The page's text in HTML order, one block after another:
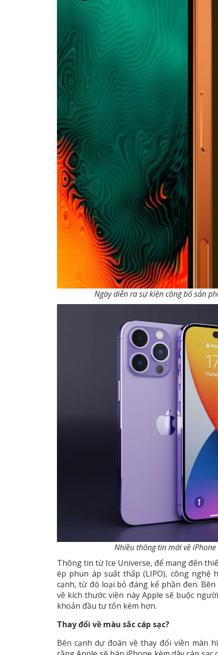
Ngày diễn ra sự kiện công bố sản
Nhiều thông tin mới về
Thông tin từ Ice Universe, để mang đến
ép phun áp suất thấp (LIPO), công nghệ
cạnh, từ đó loại bỏ đáng kể phần đen.
về kích thước viền này Apple sẽ buộc
khoản đầu tư tốn kém hơn.
Thay đổi về màu sắc cáp sạc?
Bên cạnh dự đoán về thay đổi viền màn